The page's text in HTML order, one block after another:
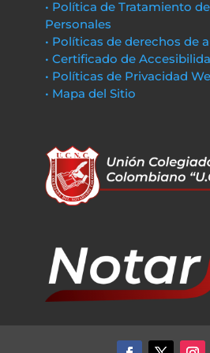
• Política de Tratamiento
Personales
• Políticas de derechos de
• Certificado de
• Políticas de Privacidad
• Mapa del Sitio